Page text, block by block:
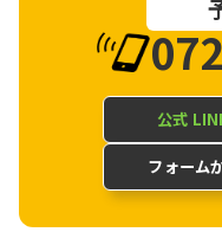
公式
フォーム